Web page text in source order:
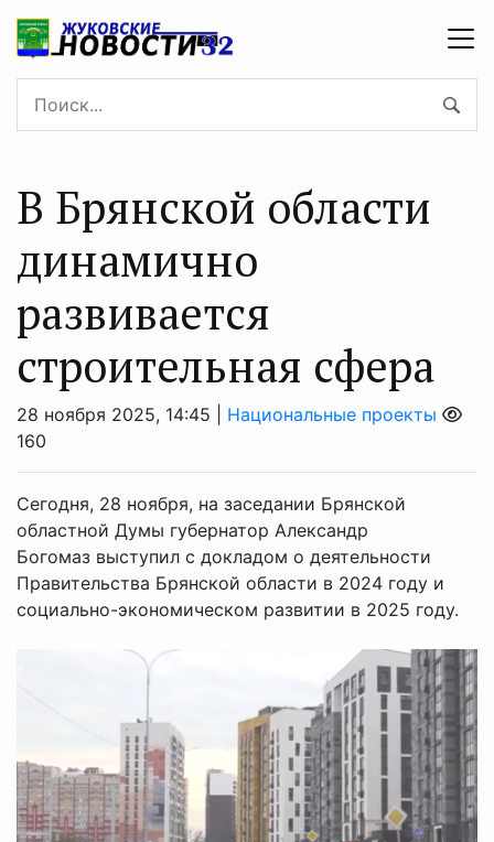
В Брянской области
динамично
развивается
строительная сфера
28 ноября 2025, 14:45 | Национальные проекты
160
Сегодня, 28 ноября, на заседании Брянской
областной Думы губернатор Александр
Богомаз выступил с докладом о деятельности
Правительства Брянской области в 2024 году и
социально-экономическом развитии в 2025 году.